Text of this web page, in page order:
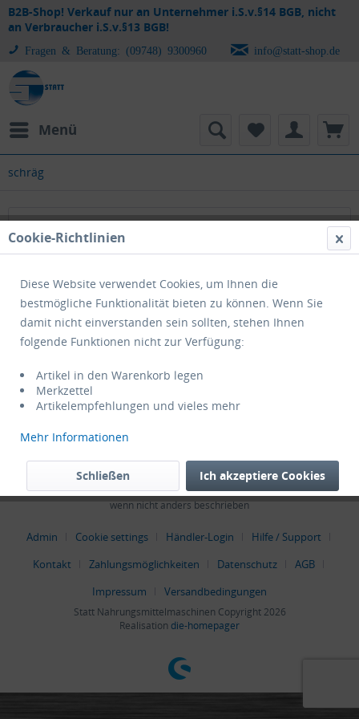
B2B-Shop! Verkauf nur an Unternehmer i.S.v.§14 BGB, nicht
an Verbraucher i.S.v.§13 BGB!
Fragen & Beratung: (09748) 9300960 info@statt-shop.de
Menü
schräg
schräg
Service Hotline
Shop Service
Informationen
* Alle Preise verstehen sich zzgl. Mehrwertsteuer und
wenn nicht anders beschrieben
Admin Cookie settings Händler-Login
Hilfe / Support
Kontakt
Zahlungsmöglichkeiten Datenschutz
AGB
Impressum
Versandbedingungen
Statt Nahrungsmittelmaschinen Copyright 2026
Realisation die-homepager
Cookie-Richtlinien
Diese Website verwendet Cookies, um Ihnen die
bestmögliche Funktionalität bieten zu können. Wenn Sie
damit nicht einverstanden sein sollten, stehen Ihnen
folgende Funktionen nicht zur Verfügung:
Artikel in den Warenkorb legen
Merkzettel
Artikelempfehlungen und vieles mehr
Mehr Informationen
Ich akzeptiere Cookies
Schließen